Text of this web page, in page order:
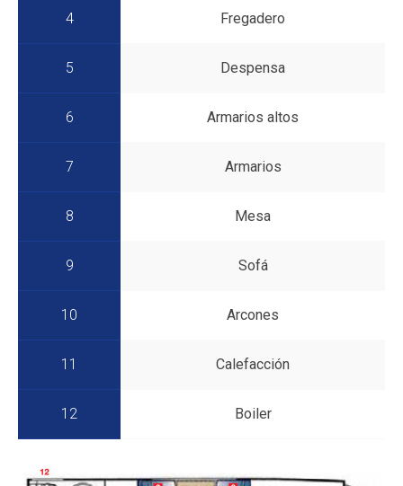
4 Fregadero
5 Despensa
6 Armarios altos
7 Armarios
8 Mesa
9 Sofá
10 Arcones
11 Calefacción
12 Boiler